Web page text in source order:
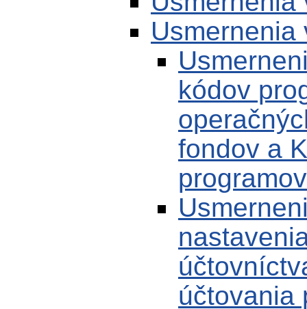
Usmernenia
kódov
fondov a
účtovania